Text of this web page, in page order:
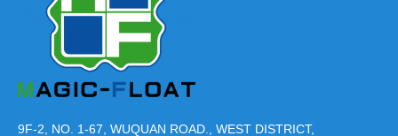
9F-2, NO. 1-67, WUQUAN ROAD., WEST DISTRICT,